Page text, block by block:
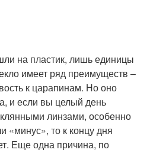
на пластик, лишь единицы
имеет ряд преимуществ –
к царапинам. Но оно
и если вы целый день
линзами, особенно
«минус», то к концу дня
Еще одна причина, по